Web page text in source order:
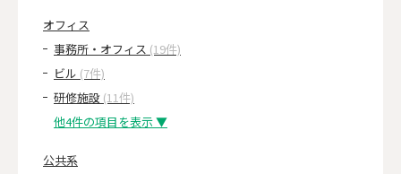
オフィス
事務所・オフィス (19件)
ビル (7件)
研修施設 (11件)
他4件の項目を表示 ▼
公共系